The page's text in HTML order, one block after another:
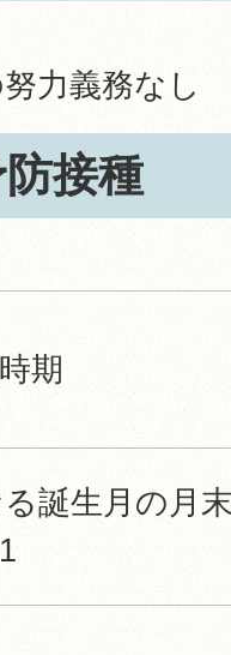
力義務なし
接種
期
誕生月の月